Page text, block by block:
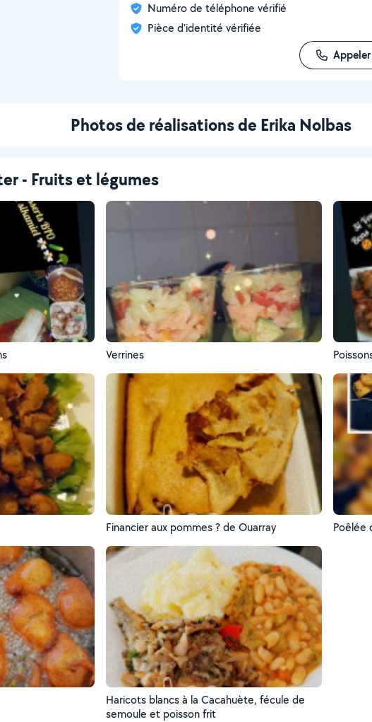
Numéro de téléphone vérifié
Pièce d'identité vérifiée
Appeler
Photos de réalisations de Erika Nolbas
- Fruits et légumes
Verrines
Financier aux pommes ? de Ouarray Poêlée
Haricots blancs à la Cacahuète, fécule de
semoule et poisson frit